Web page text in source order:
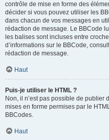
contrôle de mise en forme des
décider si vous pouvez utiliser les
dans chacun de vos messages en
rédaction de message. Le BBCode
les balises sont incluses entre
d’informations sur le BBCode,
rédaction de message.
Haut
Puis-je utiliser le HTML ?
Non, il n’est pas possible de publier
mises en forme permises par le
BBCodes.
Haut